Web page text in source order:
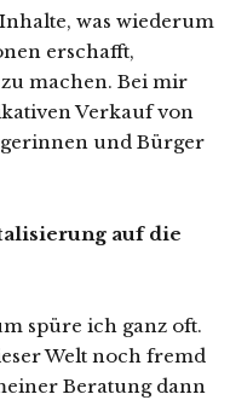
was wiederum
erschafft,
zu machen. Bei mir
Verkauf von
und Bürger
auf die
spüre ich ganz oft.
Welt noch fremd
Beratung dann